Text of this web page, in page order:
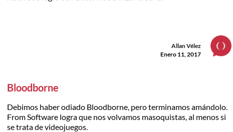
Allan Vélez
Enero 11, 2017
Bloodborne
Debimos haber odiado Bloodborne, pero terminamos amándolo.
From Software logra que nos volvamos masoquistas, al menos si
se trata de videojuegos.